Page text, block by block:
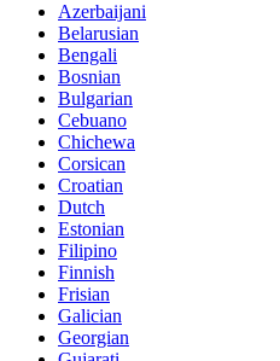
Azerbaijani
Belarusian
Bengali
Bosnian
Bulgarian
Cebuano
Chichewa
Corsican
Croatian
Dutch
Estonian
Filipino
Finnish
Frisian
Galician
Georgian